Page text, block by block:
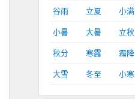
谷雨
立夏 小满
小暑
大暑 立秋
秋分
寒露 霜降
大雪
冬至 小寒